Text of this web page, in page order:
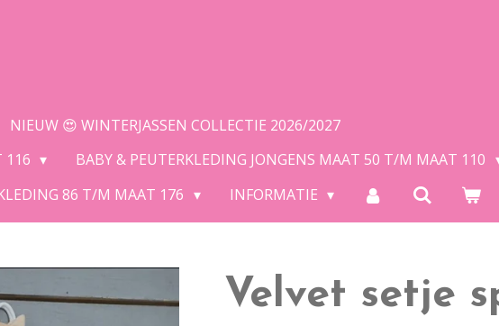
NIEUW 😍 WINTERJASSEN COLLECTIE 2026/2027
116
BABY & PEUTERKLEDING JONGENS MAAT 50 T/M MAAT 110
86 T/M MAAT 176 INFORMATIE
Velvet setje